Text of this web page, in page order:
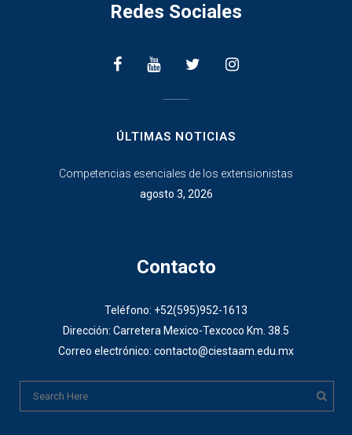
Redes Sociales
ÚLTIMAS NOTICIAS
Competencias esenciales de los extensionistas
agosto 3, 2026
Contacto
Teléfono: +52(595)952-1613
Dirección: Carretera Mexico-Texcoco Km. 38.5
Correo electrónico: contacto@ciestaam.edu.mx